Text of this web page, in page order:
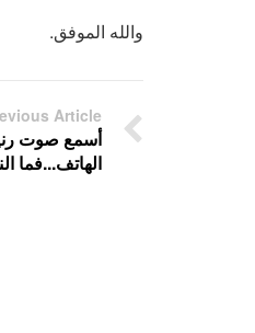
والله الموفق.
Article
أسمع صوت
الهاتف...فما